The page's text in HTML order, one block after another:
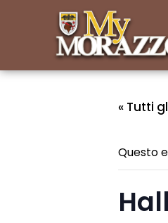
« Tutti
Questo